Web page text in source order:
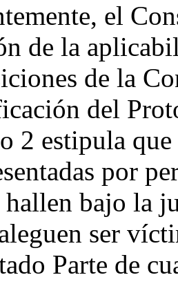
el
de la
de la
del
2 estipula
por
hallen bajo la
ser
Parte de